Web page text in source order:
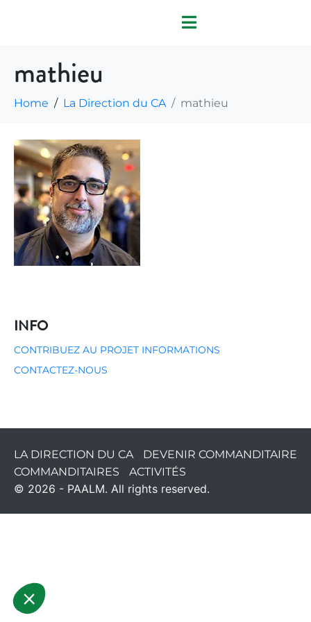
mathieu
Home La Direction du CA mathieu
INFO
CONTRIBUEZ AU PROJET INFORMATIONS
CONTACTEZ-NOUS
LA DIRECTION DU CA
DEVENIR COMMANDITAIRE
COMMANDITAIRES
ACTIVITÉS
© 2026 - PAALM. All rights reserved.